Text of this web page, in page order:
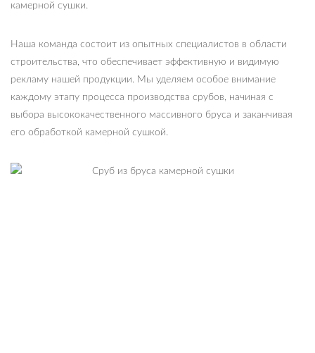
камерной сушки.
Наша команда состоит из опытных специалистов в области
строительства, что обеспечивает эффективную и видимую
рекламу нашей продукции. Мы уделяем особое внимание
каждому этапу процесса производства срубов, начиная с
выбора высококачественного массивного бруса и заканчивая
его обработкой камерной сушкой.